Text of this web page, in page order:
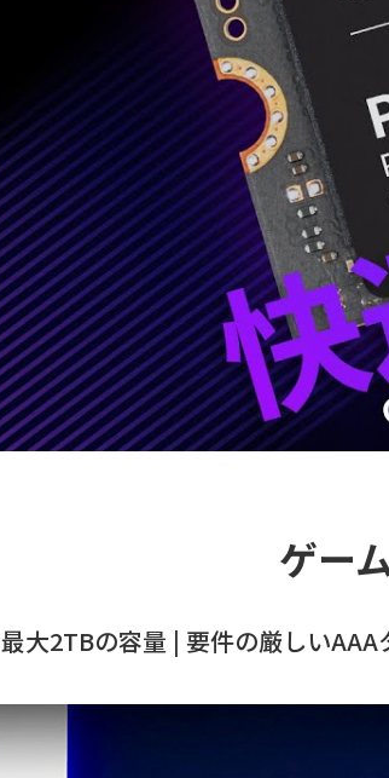
ゲー
最大2TBの容量 | 要件の厳しい